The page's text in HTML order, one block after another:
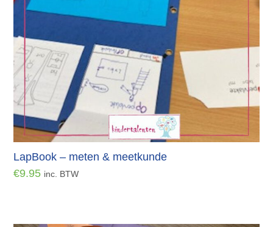
LapBook – meten & meetkunde
€9.95 inc. BTW